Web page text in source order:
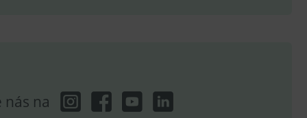
nás na
zobrazení
vhodné reklamy.
webu používá